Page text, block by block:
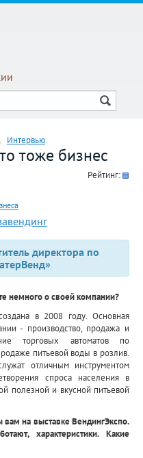
Интервью
тоже бизнес
Рейтинг:
директора по
немного о своей компании?
в 2008 году. Основная
- производство, продажа и
торговых автоматов по
питьевой воды в розлив.
отличным инструментом
спроса населения в
полезной и вкусной питьевой
на выставке ВендингЭкспо.
характеристики. Какие